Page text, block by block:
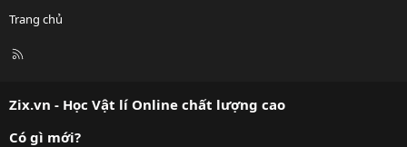
Trang chủ
R
Zix.vn - Học Vật lí Online chất lượng cao
Có gì mới?